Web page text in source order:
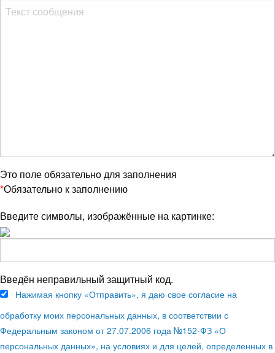
Это поле обязательно для заполнения
*Обязательно к заполнению
Введите символы, изображённые на картинке:
Введён неправильный защитный код.
Нажимая кнопку «Отправить», я даю свое согласие на
обработку моих персональных данных, в соответствии с
Федеральным законом от 27.07.2006 года №152-ФЗ «О
персональных данных», на условиях и для целей, определенных в